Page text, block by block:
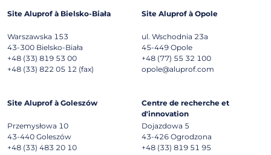
Site Aluprof à Bielsko-Biała
Warszawska 153
43-300 Bielsko-Biała
+48 (33) 819 53 00
+48 (33) 822 05 12 (fax)
Site Aluprof à Opole
ul. Wschodnia 23a
45-449 Opole
+48 (77) 55 32 100
opole@aluprof.com
Site Aluprof à Goleszów
Przemysłowa 10
43-440 Goleszów
+48 (33) 483 20 10
Centre de recherche et
d'innovation
Dojazdowa 5
43-426 Ogrodzona
+48 (33) 819 51 95